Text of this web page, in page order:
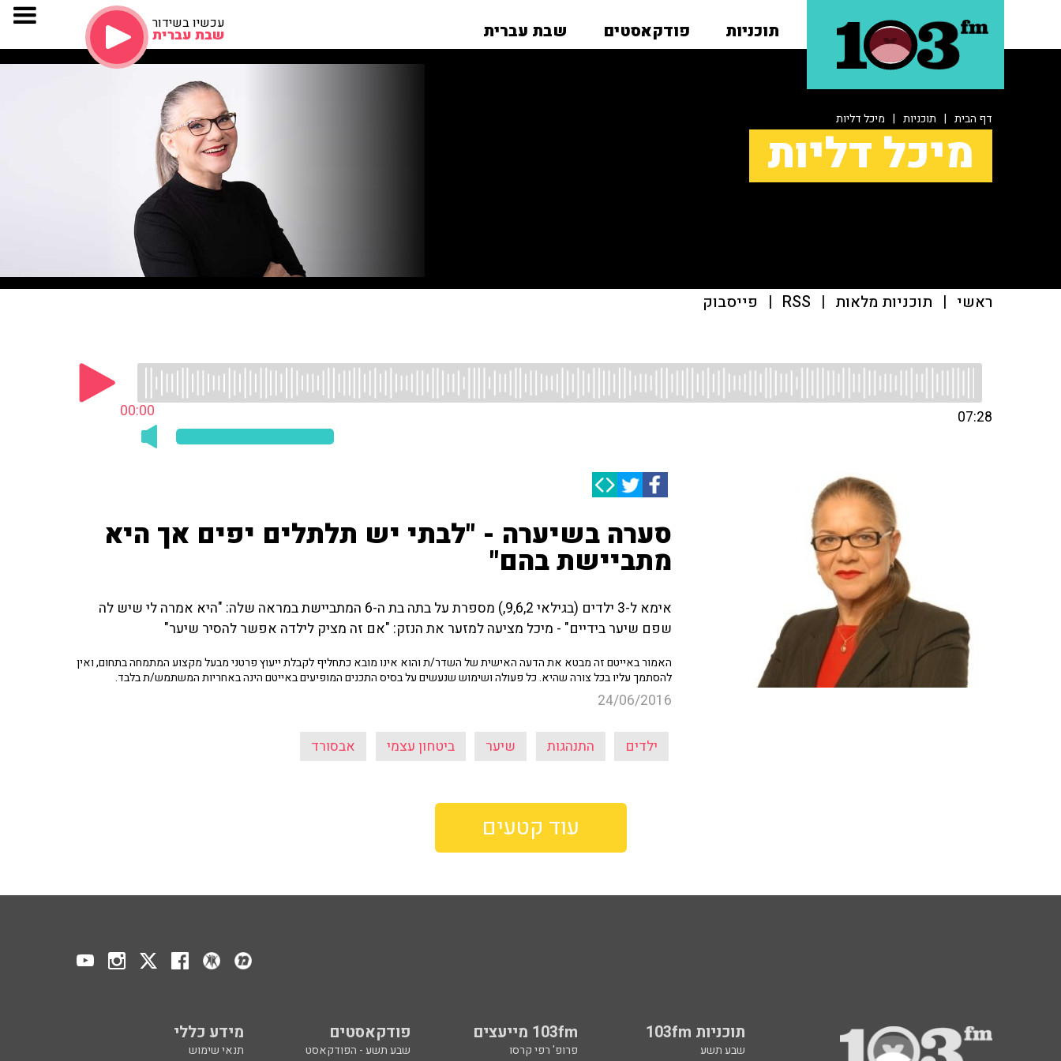
תוכניות פודקאסטים שבת עברית עכשיו בשידור
שבת עברית
דף הבית | תוכניות | מיכל דליות
מיכל דליות
ראשי | תוכניות מלאות |
RSS
| פייסבוק
00:00 07:28
סערה בשיערה - "לבתי יש תלתלים יפים אך היא
מתביישת בהם"
אימא ל-3 ילדים (בגילאי 9,6,2,) מספרת על בתה בת ה-6 המתביישת במראה שלה: "היא אמרה לי שיש לה
שפם שיער בידיים" - מיכל מציעה למזער את הנזק: "אם זה מציק לילדה אפשר להסיר שיער"
האמור באייטם זה מבטא את הדעה האישית של השדר/ת והוא אינו מובא כתחליף לקבלת ייעוץ פרטני מבעל מקצוע המתמחה בתחום, ואין
להסתמך עליו בכל צורה שהיא. כל פעולה ושימוש שנעשים על בסיס התכנים המופיעים באייטם הינה באחריות המשתמש/ת בלבד.
24/06/2016
ילדים התנהגות שיער ביטחון עצמי אבסורד
עוד קטעים
תוכניות 103fm 103fm מייעצים פודקאסטים מידע כללי
שבע תשע פרופ' רפי קרסו שבע תשע - הפודקאסט
תנאי שימוש